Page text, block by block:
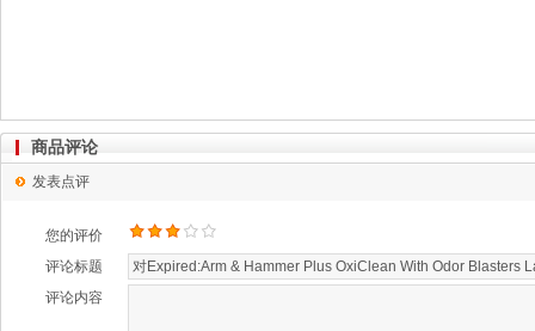
商品评论
发表点评
您的评价
评论标题
评论内容